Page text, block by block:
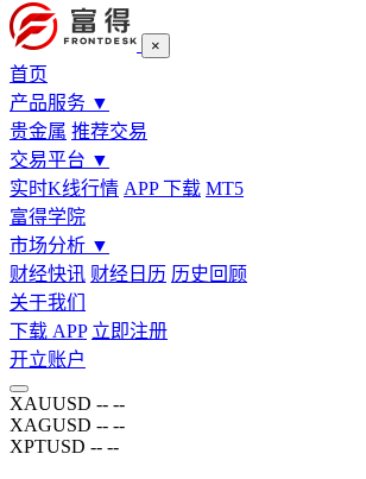
×
首页
产品服务 ▼
贵金属 推荐交易
交易平台 ▼
实时K线行情 APP 下载 MT5
富得学院
市场分析 ▼
财经快讯 财经日历 历史回顾
关于我们
下载 APP 立即注册
开立账户
XAUUSD -- --
XAGUSD -- --
XPTUSD -- --